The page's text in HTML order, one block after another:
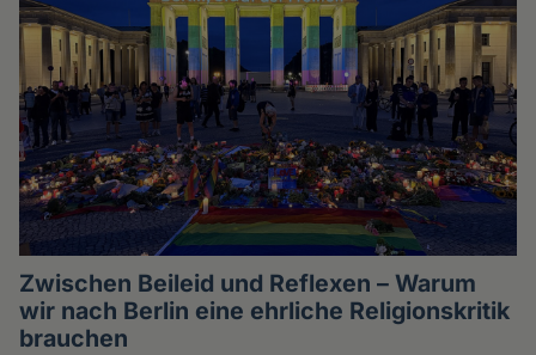
Zwischen Beileid und Reflexen – Warum
wir nach Berlin eine ehrliche Religionskritik
brauchen